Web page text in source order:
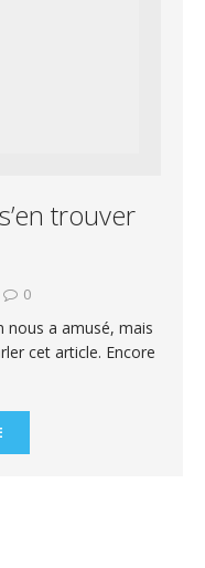
trouver
0
nous a amusé, mais
cet article. Encore